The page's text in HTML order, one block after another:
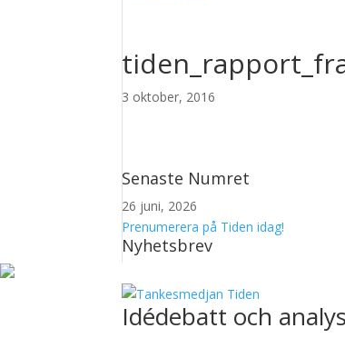
3 oktober, 2016
Senaste Numret
26 juni, 2026
Prenumerera på Tiden idag!
Nyhetsbrev
Idédebatt och